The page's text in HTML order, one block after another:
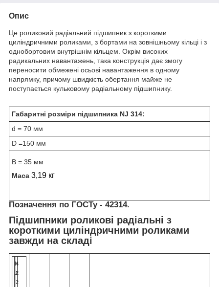
Опис
Це роликовий радіальний підшипник з короткими
циліндричними роликами, з бортами на зовнішньому кільці і з
однобортовим внутрішнім кільцем. Окрім високих
радикальних навантажень, така конструкція дає змогу
переносити обмежені осьові навантаження в одному
напрямку, причому швидкість обертання майже не
поступається кульковому радіальному підшипнику.
Габаритні розміри підшипника NJ 314:
d = 70 мм
D =150 мм
B = 35 мм
Маса 3,19 кг
Позначення по ГОСТу - 42314.
Підшипники роликові радіальні з
короткими циліндричними роликами
завжди на складі
N
J
4
2
2